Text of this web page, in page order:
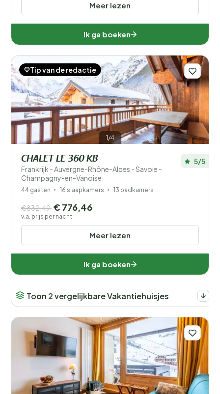
Meer lezen
Ik ga boeken
1/4
Tip van de redactie
CHALET LE 360 KB
Frankrijk - Auvergne-Rhône-Alpes - Savoie -
Champagny-en-Vanoise
5/5
44 gasten 16 slaapkamers 13 badkamers
Meer lezen
€832,49 € 776,46
v.a. prijs per nacht
Ik ga boeken
Toon 2 vergelijkbare Vakantiehuisjes